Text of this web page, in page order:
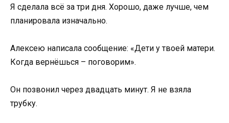
Я сделала всё за три дня. Хорошо, даже лучше, чем
планировала изначально.
Алексею написала сообщение: «Дети у твоей матери.
Когда вернёшься – поговорим».
Он позвонил через двадцать минут. Я не взяла
трубку.